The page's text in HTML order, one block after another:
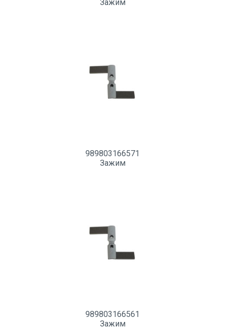
Зажим
989803166571
Зажим
989803166561
Зажим